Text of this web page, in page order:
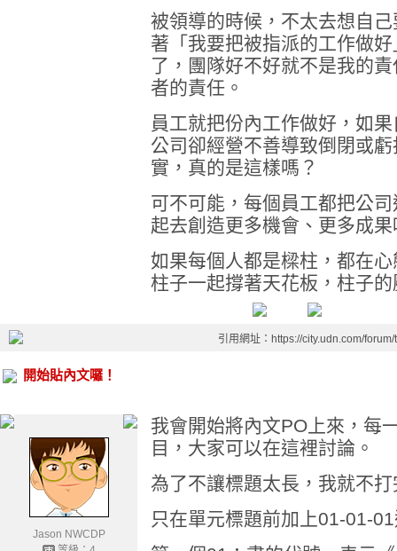
被領導的時候，不太去想自
著「我要把被指派的工作做
了，團隊好不好就不是我的
者的責任。
員工就把份內工作做好，如
公司卻經營不善導致倒閉或
實，真的是這樣嗎？
可不可能，每個員工都把公
起去創造更多機會、更多成果
如果每個人都是樑柱，都在
柱子一起撐著天花板，柱子
引用網址：https://city.udn.com/
開始貼內文囉！
Jason NWCDP
我會開始將內文PO上來，每
目，大家可以在這裡討論。
為了不讓標題太長，我就不
只在單元標題前加上01-01-